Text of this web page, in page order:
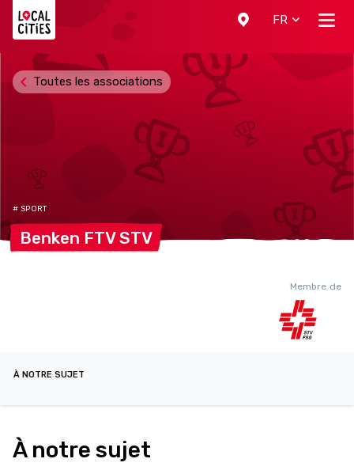
FR
# SPORT
Benken FTVSTV
Toutes les associations
Membre de
À NOTRE SUJET
À notre sujet